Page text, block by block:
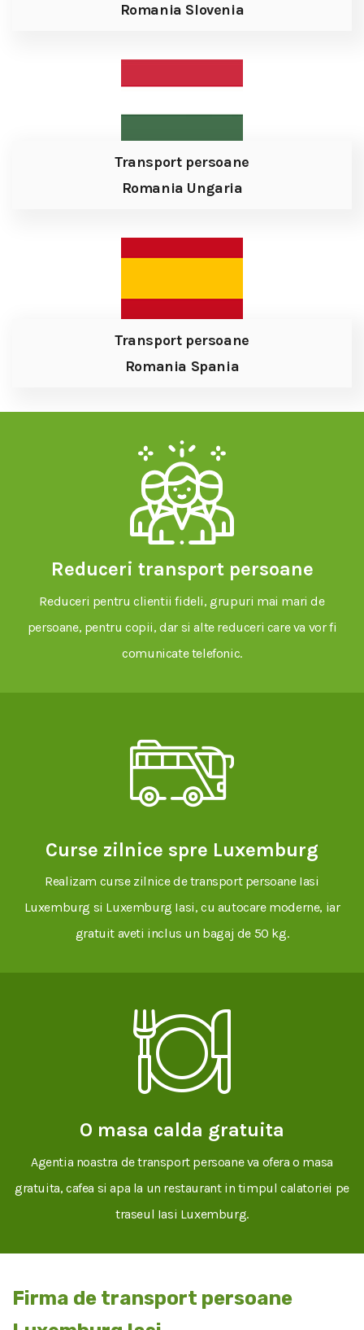
Romania Slovenia
Transport persoane
Romania Ungaria
Transport persoane
Romania Spania
Reduceri transport persoane
Reduceri pentru clientii fideli, grupuri mai mari de
persoane, pentru copii, dar si alte reduceri care va vor fi
comunicate telefonic.
Curse zilnice spre Luxemburg
Realizam curse zilnice de transport persoane Iasi
Luxemburg si Luxemburg Iasi, cu autocare moderne, iar
gratuit aveti inclus un bagaj de 50 kg.
O masa calda gratuita
Agentia noastra de transport persoane va ofera o masa
gratuita, cafea si apa la un restaurant in timpul calatoriei pe
traseul Iasi Luxemburg.
Firma de transport persoane